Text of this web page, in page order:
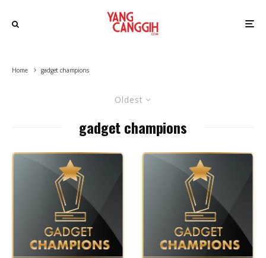
Home gadget champions
Oldest
gadget champions